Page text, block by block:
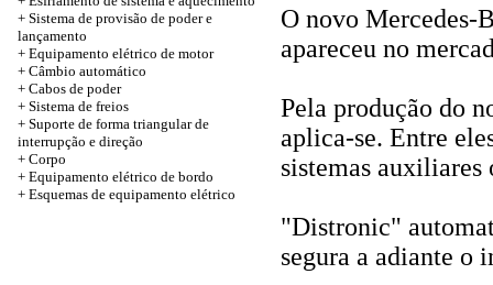
+ Sistema de provisão de poder e
lançamento
+ Equipamento elétrico de motor
+ Câmbio automático
+ Cabos de poder
+ Sistema de freios
+ Suporte de forma triangular de
interrupção e direção
+ Corpo
+ Equipamento elétrico de bordo
+ Esquemas de equipamento elétrico
O novo Mercedes-
apareceu no
Pela produção do
aplica-se. Entre
sistemas auxiliares
"Distronic"
segura a adiante o